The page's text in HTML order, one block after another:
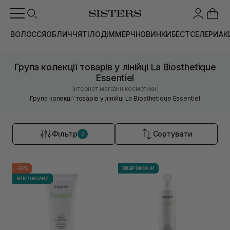
ВОЛОССЯОБЛИЧЧЯТІЛОДІММЕРЧНОВИНКИБЕСТСЕЛЕРИ
Група колекції товарів у лінійці La Biosthetique
Essentiel
Інтернет магазин косметики
Група колекції товарів у лінійці La Biosthetique Essentiel
Фільтр 2 Сортувати
-20%
ВИБІР ОКСАНИ
ВИБІР ОКСАНИ